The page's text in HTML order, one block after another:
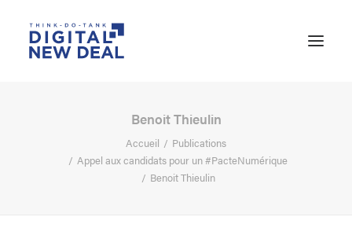
Benoit Thieulin
Accueil
Publications
Appel aux candidats pour un #PacteNumérique
Benoit Thieulin